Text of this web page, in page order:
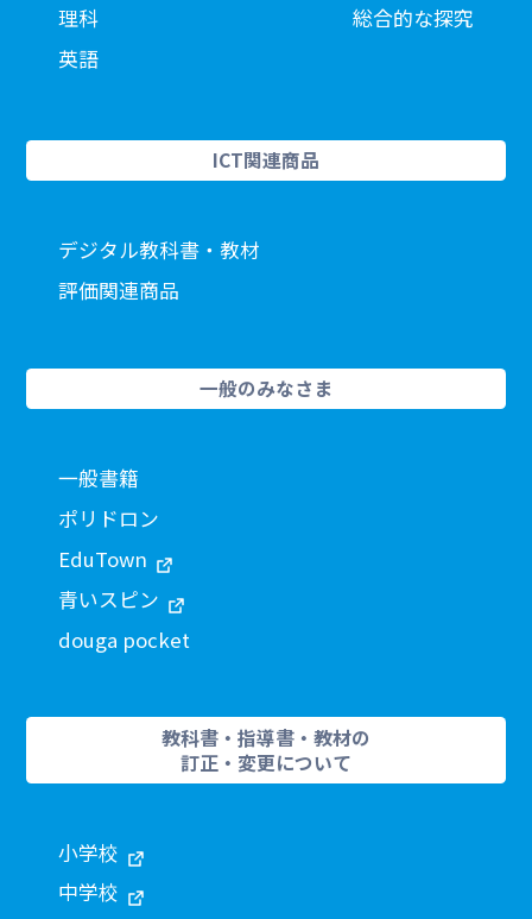
理科
英語
総合的な探究
ICT関連商品
デジタル教科書・教材
評価関連商品
一般のみなさま
一般書籍
ポリドロン
EduTown
青いスピン
douga pocket
教科書・指導書・教材の
訂正・変更について
小学校
中学校